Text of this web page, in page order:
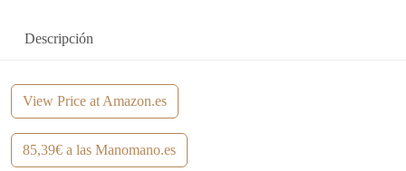
Descripción
View Price at Amazon.es
85,39€ a las Manomano.es